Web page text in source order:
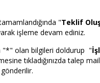
"Teklif
işleme devam ediniz.
"*" olan bilgileri doldurup "
tıkladığınızda talep